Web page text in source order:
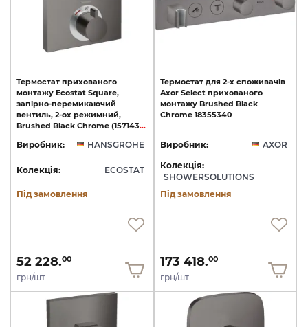
Термостат прихованого
монтажу Ecostat Square,
запірно-перемикаючий
вентиль, 2-ох режимний,
Brushed Black Chrome (15714340)
Виробник: HANSGROHE
Колекція: ECOSTAT
Під замовлення
52 228.00
грн/шт
Термостат для 2-х споживачів
Axor Select прихованого
монтажу Brushed Black
Chrome 18355340
Виробник:
AXOR
Колекція:
SHOWERSOLUTIONS
Під замовлення
173 418.00
грн/шт